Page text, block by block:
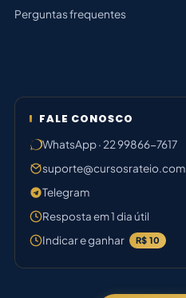
Perguntas frequentes
FALE CONOSCO
WhatsApp · 22 99866-7617
suporte@cursosrateio.com
Telegram
Resposta em 1 dia útil
Indicar e ganhar
R$ 10